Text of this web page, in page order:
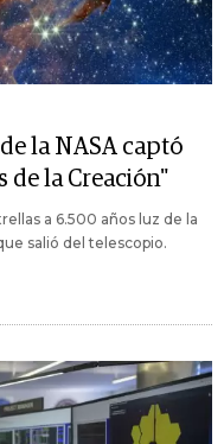
la NASA captó
de la Creación"
a 6.500 años luz de la
salió del telescopio.